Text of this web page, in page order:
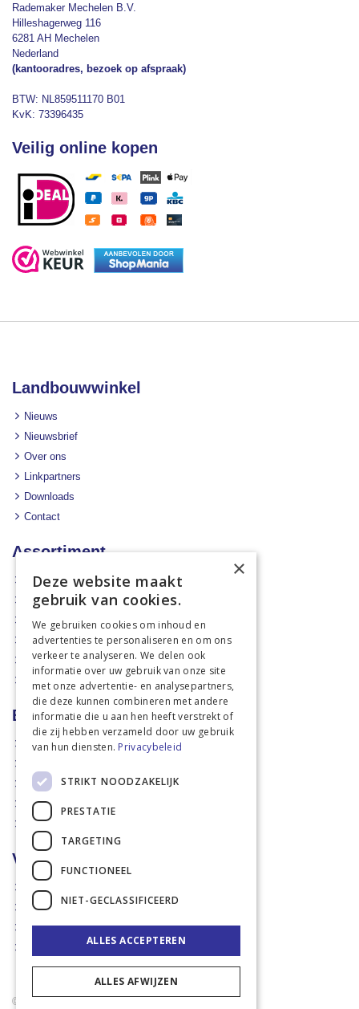
Rademaker Mechelen B.V.
Hilleshagerweg 116
6281 AH Mechelen
Nederland
(kantooradres, bezoek op afspraak)
BTW: NL859511170 B01
KvK: 73396435
Veilig online kopen
Landbouwwinkel
Nieuws
Nieuwsbrief
Over ons
Linkpartners
Downloads
Contact
Assortiment
Aanbiedingen
Mechanisatie
Stal & Erf
Weidetechniek
Dierbenodigdheden
Actiefolders
Betalen en verzenden
Hoe bestellen?
Afhaalmogelijkheden
Verzendkosten
Retouren
Voorwaarden
Privacy policy & Cookies
Algemene voorwaarden
Garantie en klachten
© 2021 Rademaker Mechelen B.V. - Sinds 2005
×
Deze website maakt
gebruik van cookies.
We gebruiken cookies om inhoud en
advertenties te personaliseren en om ons
verkeer te analyseren. We delen ook
informatie over uw gebruik van onze site
met onze advertentie- en analysepartners,
die deze kunnen combineren met andere
informatie die u aan hen heeft verstrekt of
die zij hebben verzameld door uw gebruik
van hun diensten. Privacybeleid
STRIKT NOODZAKELIJK
PRESTATIE
TARGETING
FUNCTIONEEL
NIET-GECLASSIFICEERD
ALLES ACCEPTEREN
ALLES AFWIJZEN